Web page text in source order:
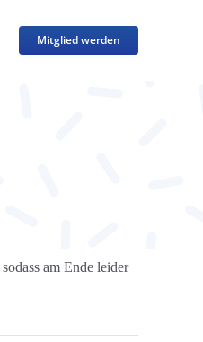
Mitglied werden
am Ende leider